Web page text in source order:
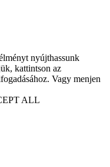
nyújthassunk
kattintson az
Vagy menjen
ALL